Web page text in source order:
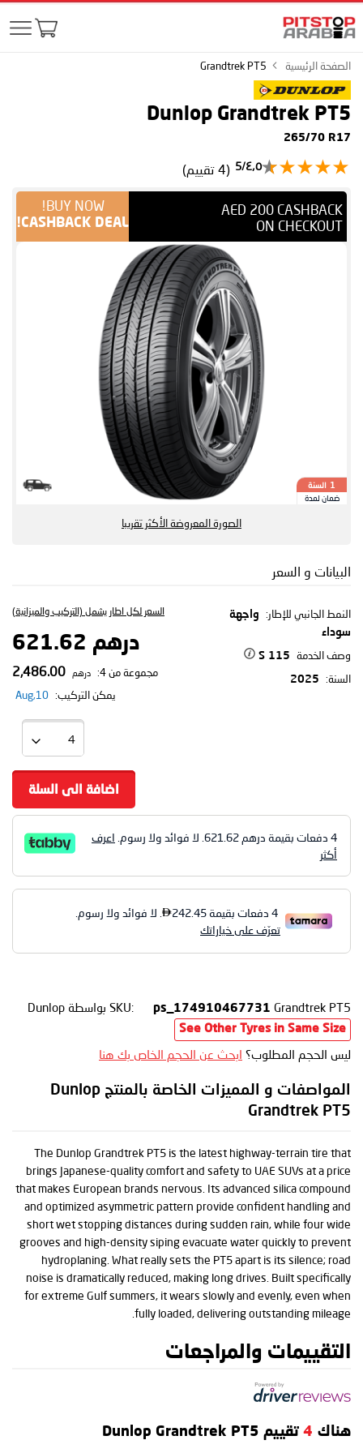
الصفحة الرئيسية Grandtrek PT5
Dunlop Grandtrek PT5
265/70 R17
٤٫٥/5 (4 تقييم)
AED 200 CASHBACK
ON CHECKOUT
BUY NOW!
CASHBACK DEAL!
1 السنة
ضمان لمدة
الصورة المعروضة الأكثر تقريبا
البيانات و السعر
النمط الجانبي للإطار:
واجهة
سوداء
وصف الخدمة 115 S
السنة: 2025
السعر لكل اطار يشمل (التركيب والميزانية)
درهم 621.62
مجموعة من 4: درهم
يمكن التركيب: 10,Aug
اضافة الى السلة
4 دفعات بقيمة درهم 621.62 . لا فوائد ولا رسوم. اعرف
أكثر
SKU: ps_174910467731 Grandtrek PT5 بواسطة Dunlop
See Other Tyres in Same Size
ليس الحجم المطلوب؟ ابحث عن الحجم الخاص بك هنا
المواصفات و المميزات الخاصة بالمنتج Dunlop
Grandtrek PT5
The Dunlop Grandtrek PT5 is the latest highway-terrain tire that
brings Japanese-quality comfort and safety to UAE SUVs at a price
that makes European brands nervous. Its advanced silica compound
and optimized asymmetric pattern provide confident handling and
short wet stopping distances during sudden rain, while four wide
grooves and high-density siping evacuate water quickly to prevent
hydroplaning. What really sets the PT5 apart is its silence; road
noise is dramatically reduced, making long drives. Built specifically
for extreme Gulf summers, it wears slowly and evenly, even when
fully loaded, delivering outstanding mileage.
التقييمات والمراجعات
هناك 4 تقييم Dunlop Grandtrek PT5